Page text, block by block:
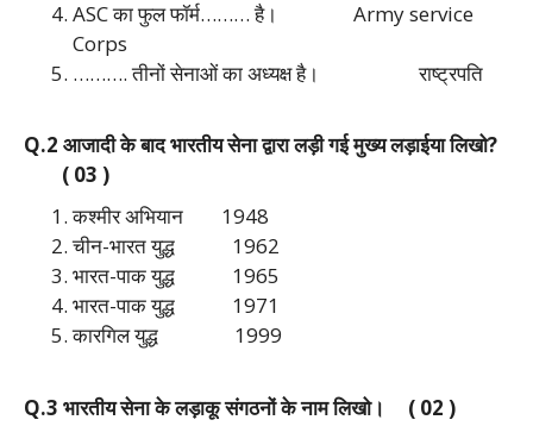
ASC का फुल फॉर्म……… है। Army service
Corps
………. तीनों सेनाओं का अध्यक्ष है।राष्ट्रपति
Q.2 आजादी के बाद भारतीय सेना द्वारा लड़ी गई मुख्य लड़ाईया लिखो?
( 03 )
कश्मीर अभियान 1948
चीन-भारत युद्ध 1962
भारत-पाक युद्ध 1965
भारत-पाक युद्ध 1971
कारगिल युद्ध 1999
Q.3 भारतीय सेना के लड़ाकू संगठनों के नाम लिखो। ( 02 )